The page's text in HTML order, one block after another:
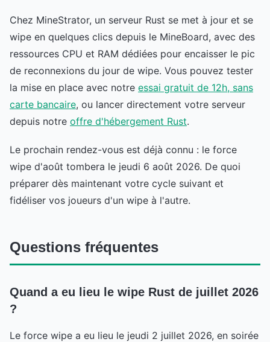
Chez MineStrator, un serveur Rust se met à jour et se
wipe en quelques clics depuis le MineBoard, avec des
ressources CPU et RAM dédiées pour encaisser le pic
de reconnexions du jour de wipe. Vous pouvez tester
la mise en place avec notre essai gratuit de 12h, sans
carte bancaire, ou lancer directement votre serveur
depuis notre offre d'hébergement Rust.
Le prochain rendez-vous est déjà connu : le force
wipe d'août tombera le jeudi 6 août 2026. De quoi
préparer dès maintenant votre cycle suivant et
fidéliser vos joueurs d'un wipe à l'autre.
Questions fréquentes
Quand a eu lieu le wipe Rust de juillet 2026
?
Le force wipe a eu lieu le jeudi 2 juillet 2026, en soirée